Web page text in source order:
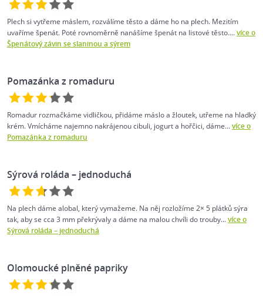
Plech si vytřeme máslem, rozválíme těsto a dáme ho na plech. Mezitím
uvaříme špenát. Poté rovnoměrně nanášíme špenát na listové těsto....více o
Špenátový závin se slaninou a sýrem
Pomazánka z romaduru
Romadur rozmačkáme vidličkou, přidáme máslo a žloutek, utřeme na hladký
krém. Vmícháme najemno nakrájenou cibuli, jogurt a hořčici, dáme...více o
Pomazánka z romaduru
Sýrová roláda – jednoduchá
Na plech dáme alobal, který vymažeme. Na něj rozložíme 2× 5 plátků sýra
tak, aby se cca 3 mm překrývaly a dáme na malou chvíli do trouby...více o
Sýrová roláda – jednoduchá
Olomoucké plněné papriky